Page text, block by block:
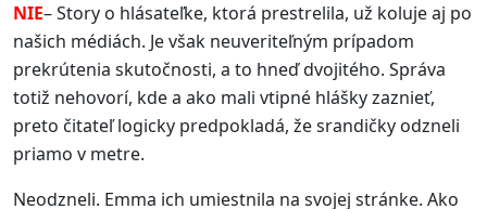
NIE– Story o hlásateľke, ktorá prestrelila, už koluje aj po
našich médiách. Je však neuveriteľným prípadom
prekrútenia skutočnosti, a to hneď dvojitého. Správa
totiž nehovorí, kde a ako mali vtipné hlášky zaznieť,
preto čitateľ logicky predpokladá, že srandičky odzneli
priamo v metre.
Neodzneli. Emma ich umiestnila na svojej stránke. Ako